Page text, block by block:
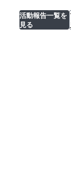
活動報告一覧を
見る